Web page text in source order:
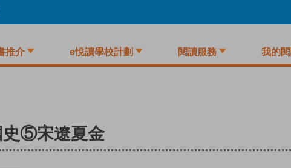
推介 e悅讀學校計劃 閱讀服務 我的
史⑤宋遼夏金